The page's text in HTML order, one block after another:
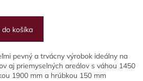
do košíka
pevný a trvácny výrobok ideálny na
aj priemyselných areálov s váhou 1450
1900 mm a hrúbkou 150 mm